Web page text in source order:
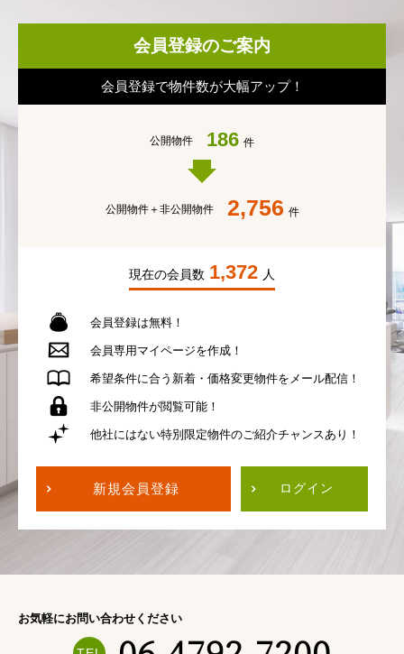
会員登録のご案内
会員登録で物件数が大幅アップ！
公開物件 186 件
公開物件＋非公開物件 2,756 件
現在の会員数 1,372 人
会員登録は無料！
会員専用マイページを作成！
希望条件に合う 新着・価格変更物件を メール配信！
非公開物件が閲覧可能！
他社にはない特別限定物件のご紹介チャンスあり！
新規会員登録 ログイン
お気軽にお問い合わせください